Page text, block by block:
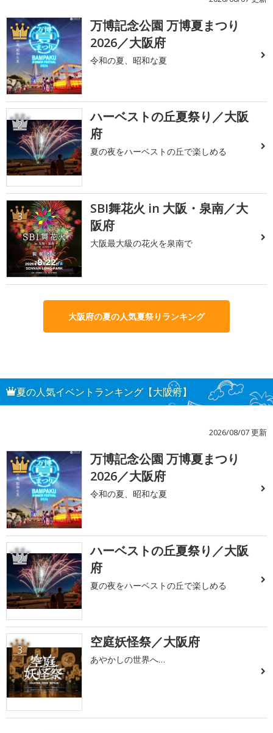
1
万博記念公園 万博夏まつり
2026／大阪府
令和の夏、昭和な夏
2
ハーベストの丘夏祭り／大阪
府
夏の夜をハーベストの丘で楽しめる
3
SBI舞花火 in 大阪・泉南／大
阪府
大阪最大級の花火を泉南で
大阪府の夏の人気夏祭りランキング
夏の人気イベントランキング【大阪府】
2026/08/07 更新
1
万博記念公園 万博夏まつり
2026／大阪府
令和の夏、昭和な夏
2
ハーベストの丘夏祭り／大阪
府
夏の夜をハーベストの丘で楽しめる
3 空庭妖怪祭／大阪府
あやかしの世界へ…